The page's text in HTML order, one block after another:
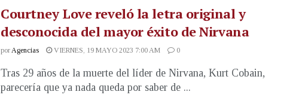
Courtney Love reveló la letra original y
desconocida del mayor éxito de Nirvana
porAgencias VIERNES, 19 MAYO 2023 7:00 AM 0
Tras 29 años de la muerte del líder de Nirvana, Kurt Cobain,
parecería que ya nada queda por saber de ...